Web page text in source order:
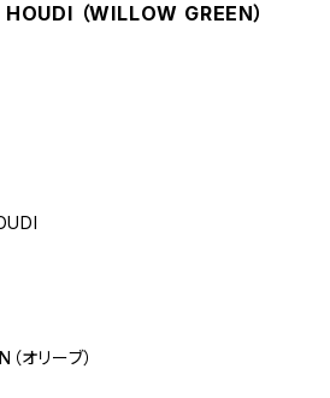
（WILLOW GREEN）
オリーブ）